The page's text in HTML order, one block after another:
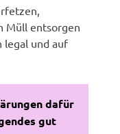
Müll entsorgen
legal und auf
dafür
gut